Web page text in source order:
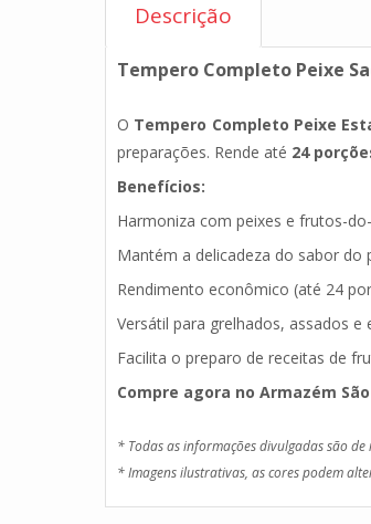
Descrição
Tempero Completo Peixe
O Tempero Completo Peixe
preparações. Rende até 24
Benefícios:
Harmoniza com peixes e frutos-
Mantém a delicadeza do sabor do
Rendimento econômico (até 24
Versátil para grelhados, assados e
Facilita o preparo de receitas de
Compre agora no Armazém
* Todas as informações divulgadas são
* Imagens ilustrativas, as cores podem